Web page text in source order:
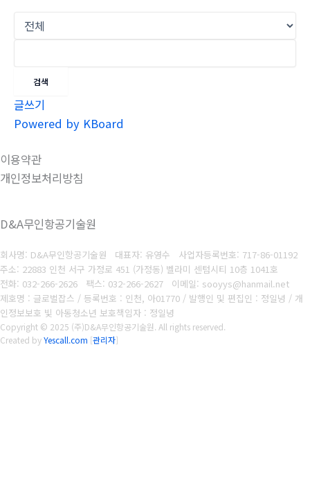
검색
글쓰기
Powered by KBoard
이용약관
개인정보처리방침
D&A무인항공기술원
회사명: D&A무인항공기술원 대표자: 유영수 사업자등록번호: 717-86-01192
주소: 22883 인천 서구 가정로 451 (가정동) 벨라미 센텀시티 10층 1041호
전화: 032-266-2626
팩스: 032-266-2627
이메일: sooyys@hanmail.net
제호명 : 글로벌잡스 / 등록번호 : 인천, 아01770 / 발행인 및 편집인 : 정일녕 / 개
인정보보호 빛 아동청소년 보호책임자 : 정일녕
Copyright © 2025 (주)D&A무인항공기술원. All rights reserved.
Created byYescall.com [관리자]